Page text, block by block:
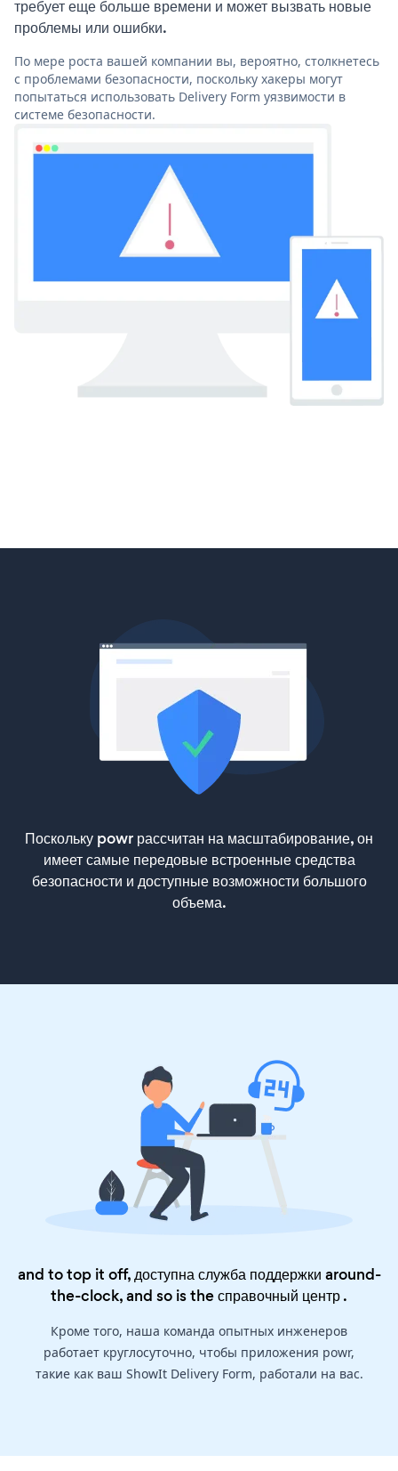
требует еще больше времени и может вызвать новые
проблемы или ошибки.
По мере роста вашей компании вы, вероятно, столкнетесь
с проблемами безопасности, поскольку хакеры могут
попытаться использовать Delivery Form уязвимости в
системе безопасности.
Поскольку powr рассчитан на масштабирование, он
имеет самые передовые встроенные средства
безопасности и доступные возможности большого
объема.
and to top it off, доступна служба поддержки around-
the-clock, and so is theсправочный центр.
Кроме того, наша команда опытных инженеров
работает круглосуточно, чтобы приложения powr,
такие как ваш ShowIt Delivery Form, работали на вас.